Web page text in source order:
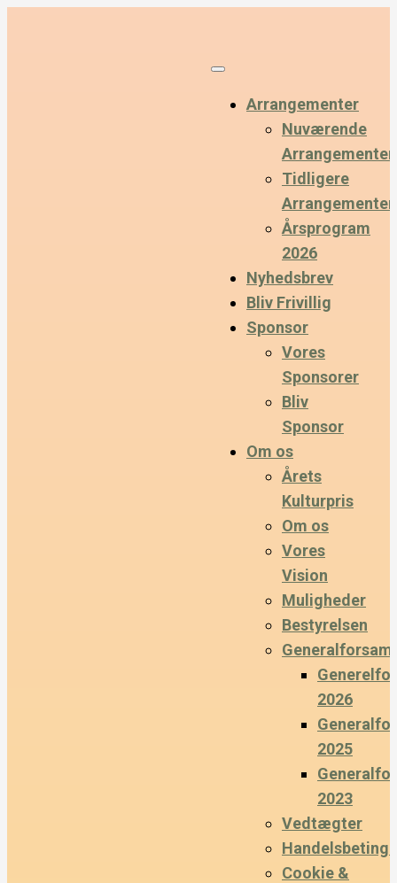
Arrangementer
Nuværende
Arrangementer
Tidligere
Arrangementer
Årsprogram
2026
Nyhedsbrev
Bliv Frivillig
Sponsor
Vores
Sponsorer
Bliv
Sponsor
Om os
Årets
Kulturpris
Om os
Vores
Vision
Muligheder
Bestyrelsen
2026
2025
2023
Vedtægter
Cookie &